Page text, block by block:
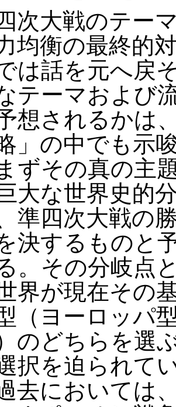
次大戦のテー
均衡の最終的
は話を元へ戻
テーマおよび
想されるかは
」の中でも示
ずその真の主
大な世界史的
準四次大戦の
決するものと
。その分岐点
界が現在その
（ヨーロッパ
のどちらを選
択を迫られて
去においては